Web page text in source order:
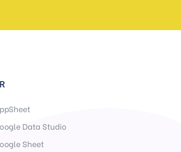
Data Studio
Sheet